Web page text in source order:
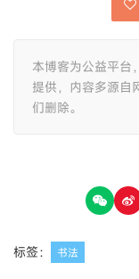
本博客为公益平台
提供，内容多源自
们删除。
标签： 书法